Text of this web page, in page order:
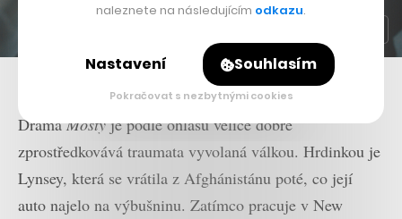
DramaMostyje podle ohlasů velice dobře
zprostředkovává traumata vyvolaná válkou. Hrdinkou je
Lynsey, která se vrátila z Afghánistánu poté, co její
auto najelo na výbušninu. Zatímco pracuje v New
naleznete na následujícím odkazu.
Nastavení Souhlasím
Pokračovat s nezbytnými cookies